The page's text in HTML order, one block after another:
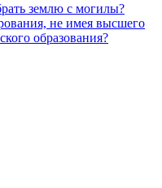
землю с могилы?
не имея высшего
образования?